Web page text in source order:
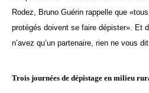
Rodez, Bruno Guérin rappelle que
protégés doivent se faire dépister». Et
n’avez qu’un partenaire, rien ne vous
Trois journées de dépistage en milieu